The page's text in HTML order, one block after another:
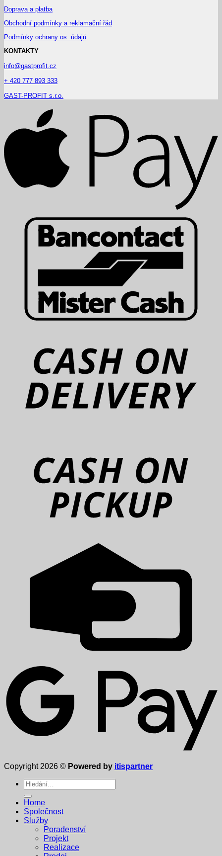
Doprava a platba
Obchodní podmínky a reklamační řád
Podmínky ochrany os. údajů
KONTAKTY
info@gastprofit.cz
+ 420 777 893 333
GAST-PROFIT s.r.o.
Copyright 2026 © Powered by itispartner
Hledat:
Home
Společnost
Služby
Poradenství
Projekt
Realizace